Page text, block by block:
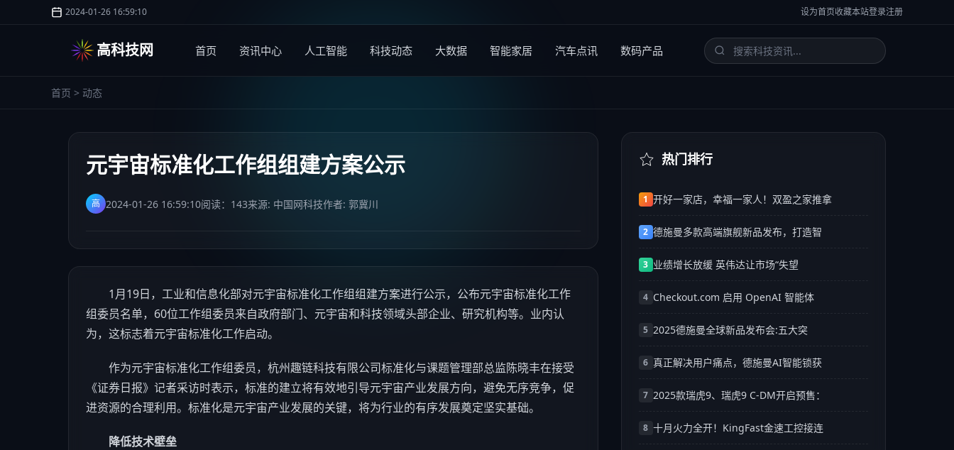
2024-01-26 16:59:10 设为首页收藏本站登录注册
高科技网 首页 资讯中心 人工智能 科技动态 大数据 智能家居 汽车点讯 数码产品
首页 > 动态
元宇宙标准化工作组组建方案公示
高 2024-01-26 16:59:10阅读： 143来源: 中国网科技作者: 郭冀川
1月19日，工业和信息化部对元宇宙标准化工作组组建方案进行公示，公布元宇宙标准化工作
组委员名单，60位工作组委员来自政府部门、元宇宙和科技领域头部企业、研究机构等。业内认
为，这标志着元宇宙标准化工作启动。
作为元宇宙标准化工作组委员，杭州趣链科技有限公司标准化与课题管理部总监陈晓丰在接受
《证券日报》记者采访时表示，标准的建立将有效地引导元宇宙产业发展方向，避免无序竞争，促
进资源的合理利用。标准化是元宇宙产业发展的关键，将为行业的有序发展奠定坚实基础。
降低技术壁垒
热门排行
1 开好一家店，幸福一家人！双盈之家推拿
2 德施曼多款高端旗舰新品发布，打造智
3 业绩增长放缓 英伟达让市场“失望
4 Checkout.com 启用 OpenAI 智能体
5 2025德施曼全球新品发布会:五大突
6 真正解决用户痛点，德施曼AI智能锁获
7 2025款瑞虎9、瑞虎9 C-DM开启预售：
8 十月火力全开！KingFast金速工控接连